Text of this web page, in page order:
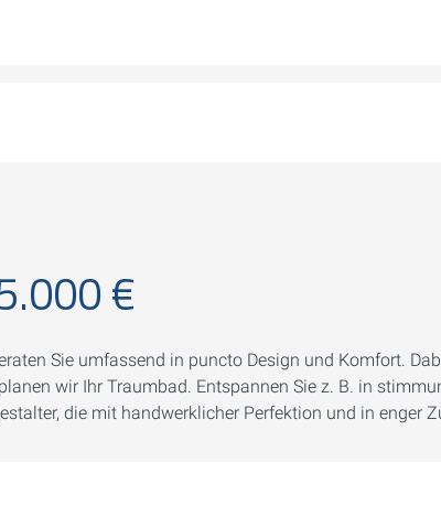
€
Sie umfassend in puncto Design und Komfort.
wir Ihr Traumbad. Entspannen Sie z. B. in
die mit handwerklicher Perfektion und in enger